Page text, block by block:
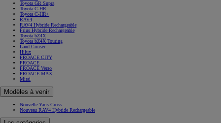
Toyota GR Supra
Toyota C-HR
Toyota C-HR+
RAV4
RAV4 Hybride Rechargeable
Prius Hybride Rechargeable
Toyota bZ4X
Toyota bZ4X Touring
Land Cruiser
Hilux
PROACE CITY
PROACE
PROACE Verso
PROACE MAX
Mirai
Modèles à venir
Nouvelle Yaris Cross
Nouveau RAV4 Hybride Rechargeable